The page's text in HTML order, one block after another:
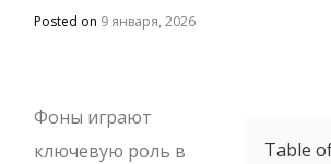
Posted on 9 января, 2026
Table
Фоны играют
ключевую роль в